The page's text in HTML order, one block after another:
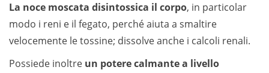
La noce moscata disintossica il corpo, in particolar
modo i reni e il fegato, perché aiuta a smaltire
velocemente le tossine; dissolve anche i calcoli renali.
Possiede inoltre un potere calmante a livello